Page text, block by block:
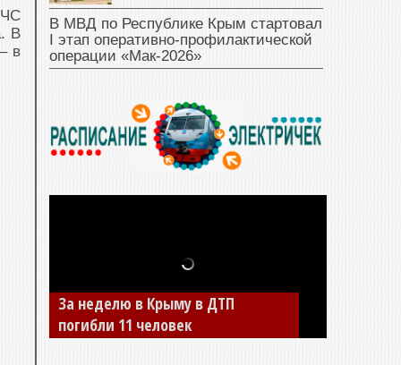
В
в
В МВД по Республике Крым стартовал
I этап оперативно‑профилактической
операции «Мак‑2026»
За неделю в Крыму в ДТП
погибли 11 человек